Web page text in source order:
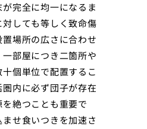
完全に均一になるま
しても等しく致命傷
場所の広さに合わせ
部屋につき二箇所や
個単位で配置するこ
内に必ず団子が存在
絶つことも重要で
せ食いつきを加速さ